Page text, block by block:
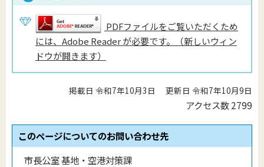
PDFファイルをご覧いただくため
には、Adobe Reader が必要です。（新しいウィン
ドウが開きます）
掲載日 令和7年10月3日 更新日 令和7年10月9日
アクセス数2799
このページについてのお問い合わせ先
市長公室 基地・空港対策課